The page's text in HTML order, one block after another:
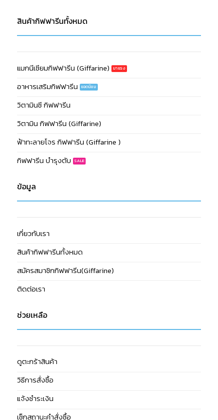
สินค้ากิฟฟารีนทั้งหมด
แมกนีเซียมกิฟฟารีน (Giffarine)
อาหารเสริมกิฟฟารีน
วิตามินซี กิฟฟารีน
วิตามิน กิฟฟารีน (Giffarine)
ฟ้าทะลายโจร กิฟฟารีน (Giffarine )
กิฟฟารีน บำรุงตับ
ข้อมูล
เกี่ยวกับเรา
สินค้ากิฟฟารีนทั้งหมด
สมัครสมาชิกกิฟฟารีน(Giffarine)
ติดต่อเรา
ช่วยเหลือ
ดูตะกร้าสินค้า
วิธีการสั่งซื้อ
แจ้งชำระเงิน
เช็กสถานะคำสั่งซื้อ